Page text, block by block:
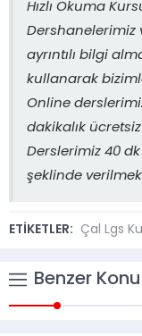
Hızlı Okuma
Dershanelerimiz
ayrıntılı bilgi
kullanarak
Online
dakikalık
Derslerimiz 40
şeklinde
ETİKETLER: Çal Lgs
Benzer